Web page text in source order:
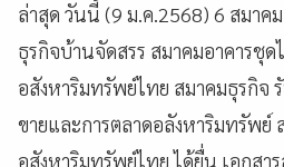
ล่าสุด วันนี้ (9 ม.ค.2568) 6 สมาค
ธุรกิจบ้านจัดสรร สมาคมอาคารชุด
อสังหาริมทรัพย์ไทย สมาคมธุรกิจ
ขายและการตลาดอลังหาริมทรัพย์
อสังหาริมทรัพย์ไทย ได้ยื่น เอกสา